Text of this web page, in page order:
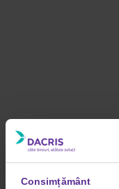
Consimțământ